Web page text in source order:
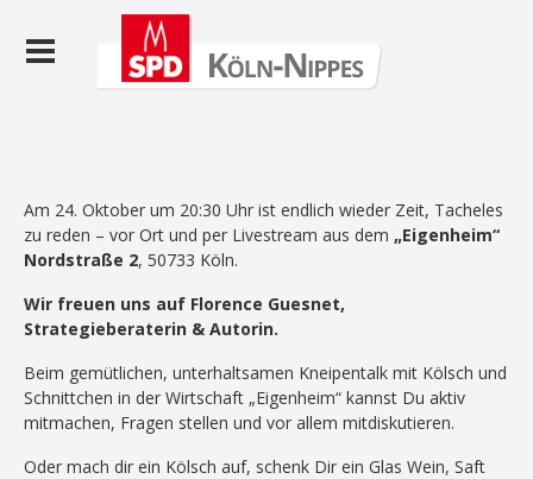
Am 24. Oktober um 20:30 Uhr ist endlich wieder Zeit, Tacheles
zu reden – vor Ort und per Livestream aus dem „Eigenheim“
Nordstraße 2, 50733 Köln.
Wir freuen uns auf Florence Guesnet,
Strategieberaterin & Autorin.
Beim gemütlichen, unterhaltsamen Kneipentalk mit Kölsch und
Schnittchen in der Wirtschaft „Eigenheim“ kannst Du aktiv
mitmachen, Fragen stellen und vor allem mitdiskutieren.
Oder mach dir ein Kölsch auf, schenk Dir ein Glas Wein, Saft